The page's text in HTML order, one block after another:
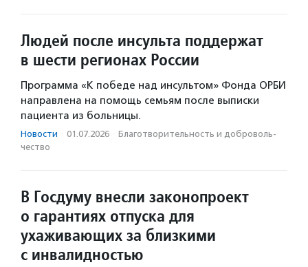
Людей после инсульта поддержат
в шести регионах России
Программа «К победе над инсультом» Фонда ОРБИ
направлена на помощь семьям после выписки
пациента из больницы.
Новости · 01.07.2026 · Благотвори­тель­ность и доброволь­
чест­во
В Госдуму внесли законопроект
о гарантиях отпуска для
ухаживающих за близкими
с инвалидностью